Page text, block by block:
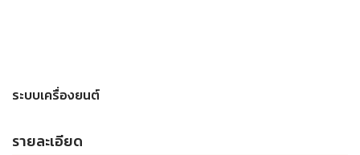
ระบบเครื่องยนต์
รายละเอียด